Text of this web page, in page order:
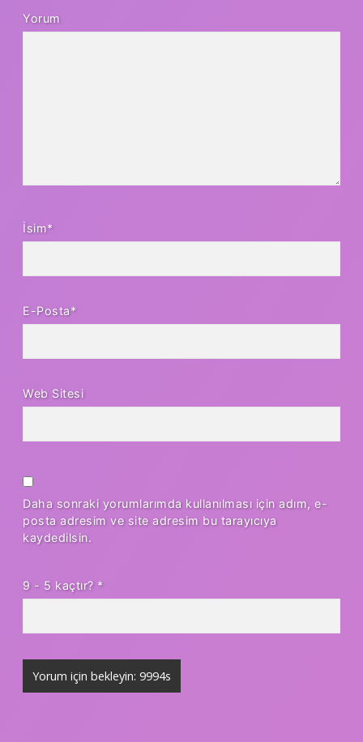
Yorum
İsim*
E-Posta*
Web Sitesi
Daha sonraki yorumlarımda kullanılması için adım, e-
posta adresim ve site adresim bu tarayıcıya
kaydedilsin.
9 - 5 kaçtır? *